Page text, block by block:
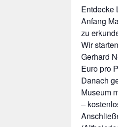
Entdecke
Anfang
zu
Wir
Gerhard
Euro pro
Danach
Museum
–